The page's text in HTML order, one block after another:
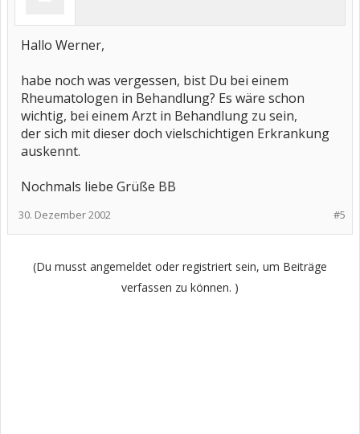
Hallo Werner,
habe noch was vergessen, bist Du bei einem
Rheumatologen in Behandlung? Es wäre schon
wichtig, bei einem Arzt in Behandlung zu sein,
der sich mit dieser doch vielschichtigen Erkrankung
auskennt.
Nochmals liebe Grüße BB
#5
30. Dezember 2002
(Du musst angemeldet oder registriert sein, um Beiträge
verfassen zu können. )